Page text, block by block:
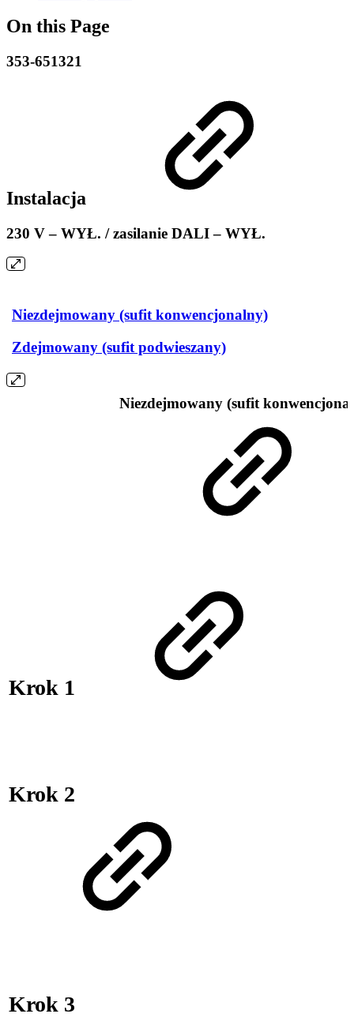
On this Page
353-651321
Instalacja
230 V – WYŁ. / zasilanie DALI – WYŁ.
Niezdejmowany (sufit konwencjonalny)
Zdejmowany (sufit podwieszany)
Niezdejmowany (sufit
Krok 1
Krok 2
Krok 3